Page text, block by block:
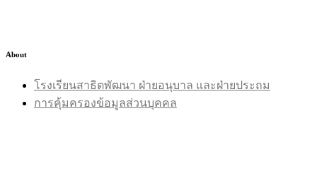
About
โรงเรียนสาธิตพัฒนา ฝ่ายอนุบาล และฝ่ายประถม
การคุ้มครองข้อมูลส่วนบุคคล